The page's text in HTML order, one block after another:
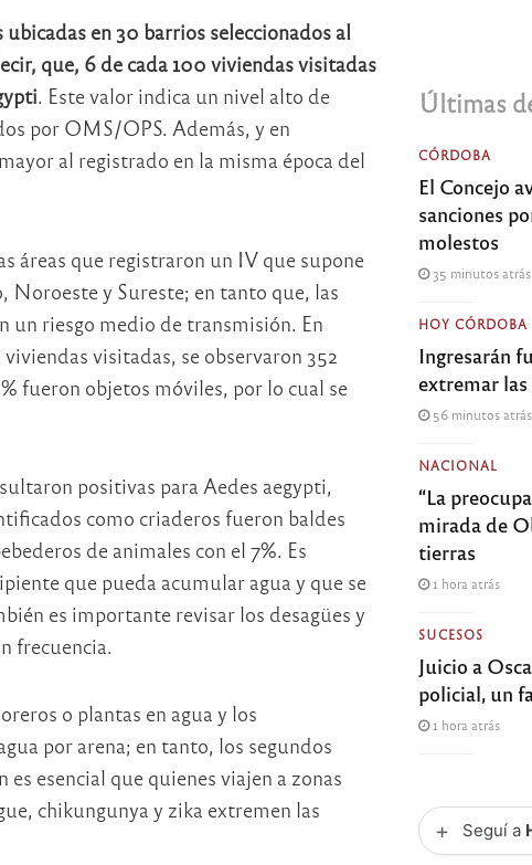
en 30 barrios seleccionados al
que, 6 de cada 100 viviendas visitadas
. Este valor indica un nivel alto de
por OMS/OPS. Además, y en
al registrado en la misma época del
áreas que registraron un IV que supone
y Sureste; en tanto que, las
un riesgo medio de transmisión. En
visitadas, se observaron 352
fueron objetos móviles, por lo cual se
positivas para Aedes aegypti,
como criaderos fueron baldes
de animales con el 7%. Es
que pueda acumular agua y que se
es importante revisar los desagües y
frecuencia.
o plantas en agua y los
por arena; en tanto, los segundos
esencial que quienes viajen a zonas
chikungunya y zika extremen las
Últimas
CÓRDOBA
El Concejo
sanciones
molestos
35 minutos atrás
HOY CÓRDOBA
Ingresarán
extremar las
56 minutos atrás
NACIONAL
“La
mirada de
tierras
1 hora atrás
SUCESOS
Juicio a
policial, un
1 hora atrás
+ Seguí a